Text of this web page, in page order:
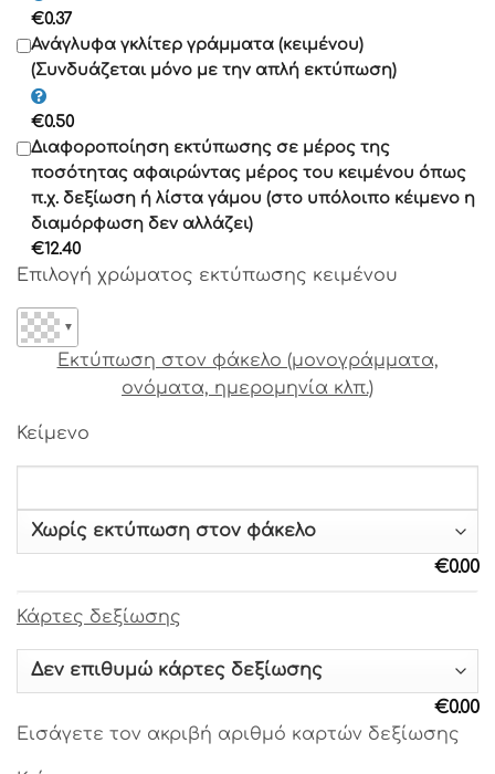
Γραμματοσειρά 13
Γραμματοσειρά 14
Γραμματοσειρά 15
Γραμματοσειρά 16
Γραμματοσειρά 17
Γραμματοσειρά 18
Γραμματοσειρά 19
Γραμματοσειρά 21
Γραμματοσειρά 22
Γραμματοσειρά 24
Γραμματοσειρά 26
€0.37
Ανάγλυφα γκλίτερ γράμματα (κειμένου)
(Συνδυάζεται μόνο με την απλή εκτύπωση)
€0.50
Διαφοροποίηση εκτύπωσης σε μέρος της
ποσότητας αφαιρώντας μέρος του κειμένου όπως
π.χ. δεξίωση ή λίστα γάμου (στο υπόλοιπο κέιμενο η
διαμόρφωση δεν αλλάζει)
€12.40
Επιλογή χρώματος εκτύπωσης κειμένου
▼
Εκτύπωση στον φάκελο (μονογράμματα,
ονόματα, ημερομηνία κλπ.)
Κείμενο
€0.00
Κάρτες δεξίωσης
€0.00
Εισάγετε τον ακριβή αριθμό καρτών δεξίωσης